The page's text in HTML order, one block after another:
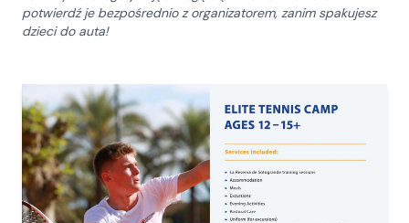
potwierdź je bezpośrednio z organizatorem, zanim spakujesz
dzieci do auta!